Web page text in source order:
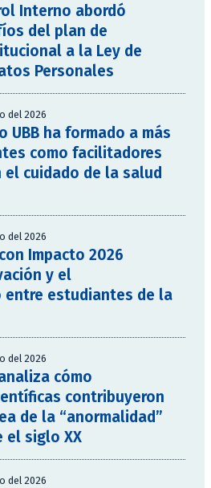
Interno abordó
del plan de
a la Ley de
Personales
del 2026
UBB ha formado a más
como facilitadores
cuidado de la salud
del 2026
Impacto 2026
y el
entre estudiantes de la
del 2026
cómo
contribuyeron
de la “anormalidad”
el siglo XX
del 2026